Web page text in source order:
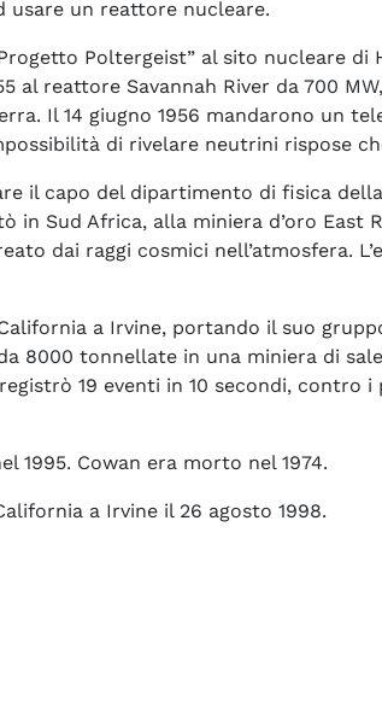
usare un reattore nucleare.
Poltergeist” al sito nucleare
al reattore Savannah River da 700
Il 14 giugno 1956 mandarono un
di rivelare neutrini rispose
il capo del dipartimento di fisica
Sud Africa, alla miniera d’oro East
dai raggi cosmici nell’atmosfera.
a Irvine, portando il suo
8000 tonnellate in una miniera di
19 eventi in 10 secondi,
1995. Cowan era morto nel 1974.
a Irvine il 26 agosto 1998.